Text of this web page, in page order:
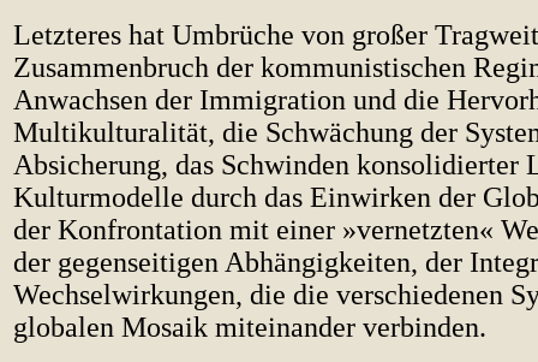
Letzteres hat Umbrüche von großer
Zusammenbruch der kommunistischen
Anwachsen der Immigration und die
Multikulturalität, die Schwächung der
Absicherung, das Schwinden konsolidierter
Kulturmodelle durch das Einwirken der
der Konfrontation mit einer »vernetzten«
der gegenseitigen Abhängigkeiten, der
Wechselwirkungen, die die verschiedenen
globalen Mosaik miteinander verbinden.